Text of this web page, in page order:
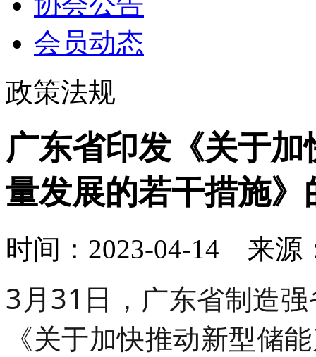
会员动态
政策法规
广东省印发《关于
量发展的若干措施》
时间：2023-04-14 来
3月31日， 广东省制造
《关于加快推动新型储